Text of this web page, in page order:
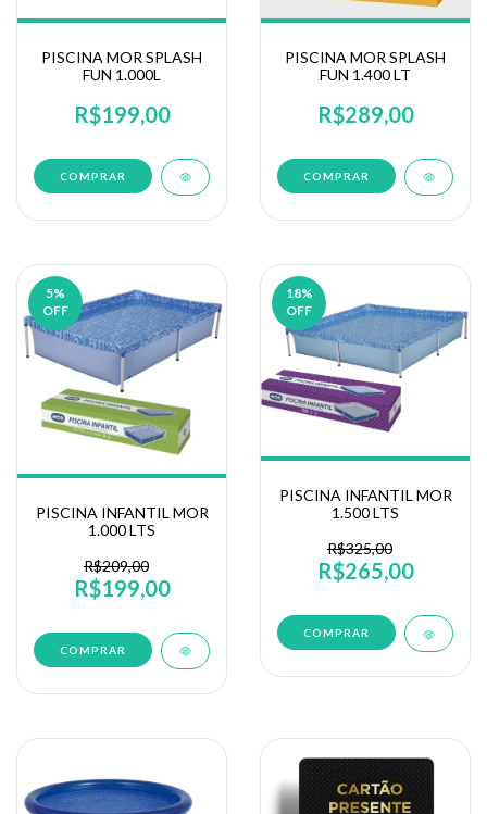
PISCINA MOR SPLASH
FUN 1.000L
R$199,00
PISCINA MOR SPLASH
FUN 1.400 LT
R$289,00
5%
OFF
PISCINA INFANTIL MOR
1.000 LTS
R$209,00
R$199,00
18%
OFF
PISCINA INFANTIL MOR
1.500 LTS
R$325,00
R$265,00